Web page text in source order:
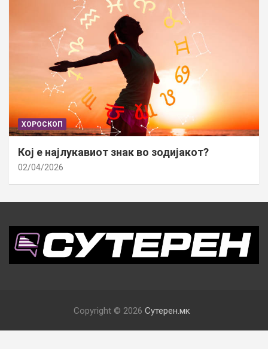
ХОРОСКОП
Кој е најлукавиот знак во зодијакот?
02/04/2026
Copyright © 2026 Сутерен.мк